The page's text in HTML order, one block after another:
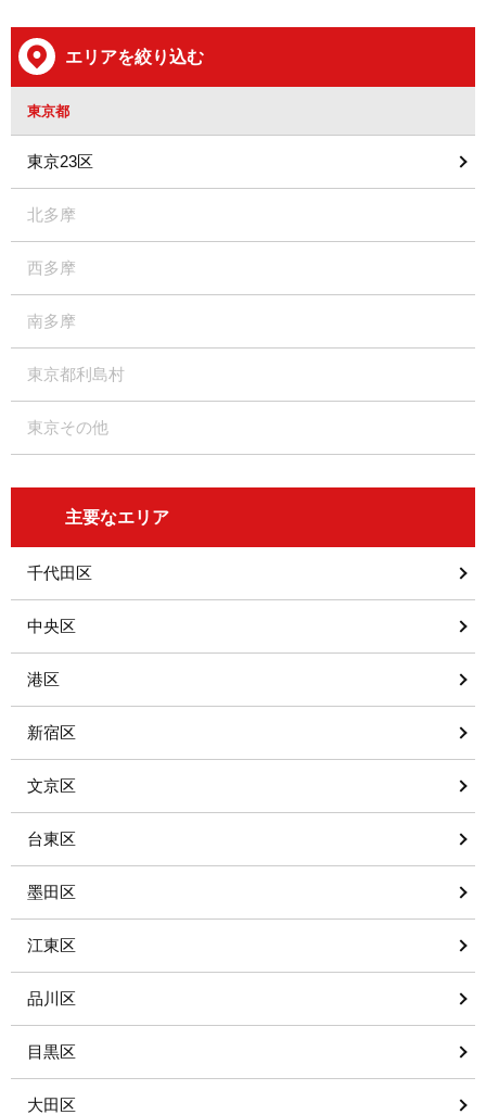
エリアを絞り込む
東京都
東京23区
北多摩
西多摩
南多摩
東京都利島村
東京その他
主要なエリア
千代田区
中央区
港区
新宿区
文京区
台東区
墨田区
江東区
品川区
目黒区
大田区